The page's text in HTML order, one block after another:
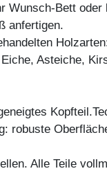
Wunsch-Bett oder
anfertigen.
Asteiche,
robuste
Alle Teile